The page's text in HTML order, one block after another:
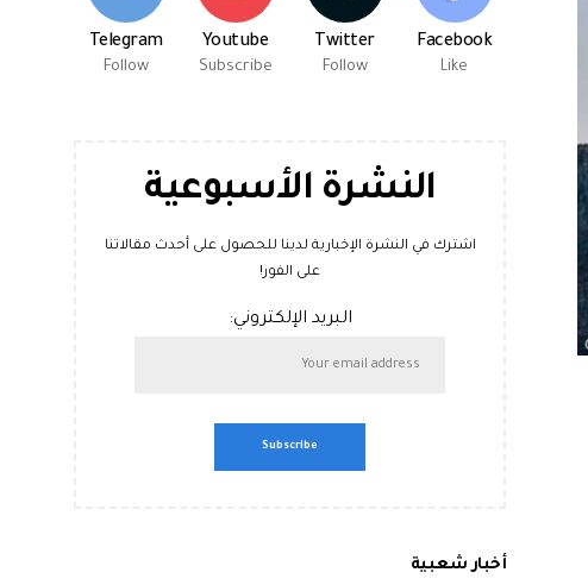
Facebook
Like
Twitter
Follow
Youtube
Subscribe
Telegram
Follow
النشرة الأسبوعية
اشترك في النشرة الإخبارية لدينا للحصول على أحدث مقالاتنا
على الفور!
البريد الإلكتروني:
أخبار شعبية